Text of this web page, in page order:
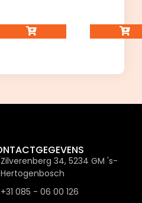
Zilverenberg 34, 5234 GM 's-
Hertogenbosch
+31 085 - 06 00 126